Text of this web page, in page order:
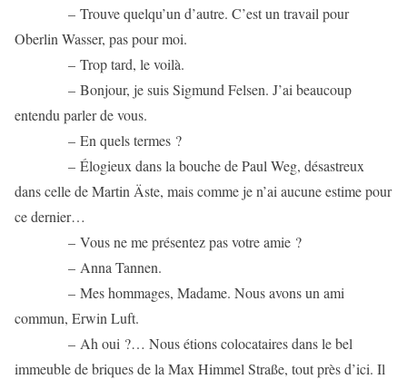
– Trouve quelqu’un d’autre. C’est un travail pour
Oberlin Wasser, pas pour moi.
– Trop tard, le voilà.
– Bonjour, je suis Sigmund Felsen. J’ai beaucoup
entendu parler de vous.
– En quels termes ?
– Élogieux dans la bouche de Paul Weg, désastreux
dans celle de Martin Äste, mais comme je n’ai aucune estime pour
ce dernier…
– Vous ne me présentez pas votre amie ?
– Anna Tannen.
– Mes hommages, Madame. Nous avons un ami
commun, Erwin Luft.
– Ah oui ?… Nous étions colocataires dans le bel
immeuble de briques de la Max Himmel Straße, tout près d’ici. Il